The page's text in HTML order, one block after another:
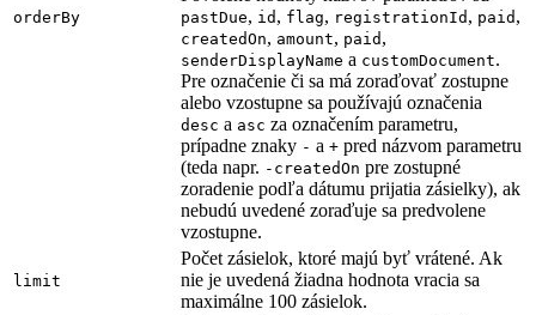
orderBy pastDue, id , flag, registrationId , paid ,
createdOn, amount, paid ,
senderDisplayName a customDocument.
Pre označenie či sa má zoraďovať zostupne
alebo vzostupne sa používajú označenia
desc a asc za označením parametru,
prípadne znaky - a + pred názvom parametru
(teda napr. -createdOn pre zostupné
zoradenie podľa dátumu prijatia zásielky), ak
nebudú uvedené zoraďuje sa predvolene
vzostupne.
limit
Počet zásielok, ktoré majú byť vrátené. Ak
nie je uvedená žiadna hodnota vracia sa
maximálne 100 zásielok.